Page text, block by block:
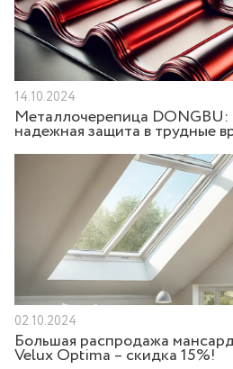
14.10.2024
Металлочерепица
надежная защита в трудные
02.10.2024
Большая распродажа
Velux Optima – скидка 15%!